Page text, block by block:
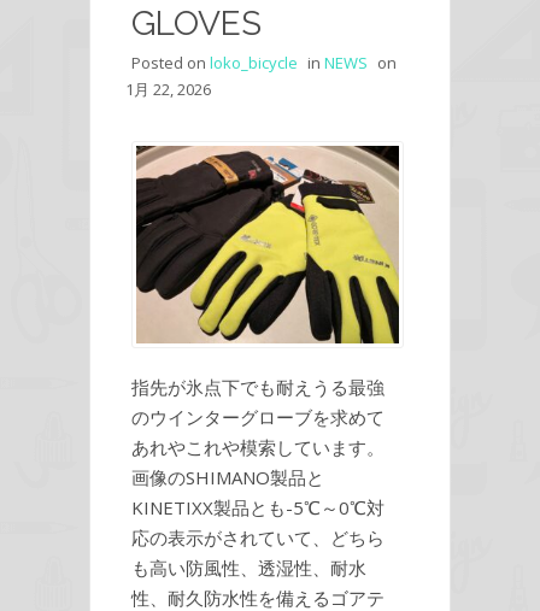
GLOVES
Posted on loko_bicycle in NEWS on
1月 22, 2026
指先が氷点下でも耐えうる最強
のウインターグローブを求めて
あれやこれや模索しています。
画像のSHIMANO製品と
KINETIXX製品とも-5℃～0℃対
応の表示がされていて、どちら
も高い防風性、透湿性、耐水
性、耐久防水性を備えるゴアテ